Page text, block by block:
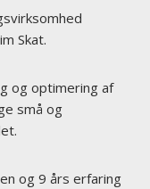
Skat.
og optimering af
små og
og 9 års erfaring